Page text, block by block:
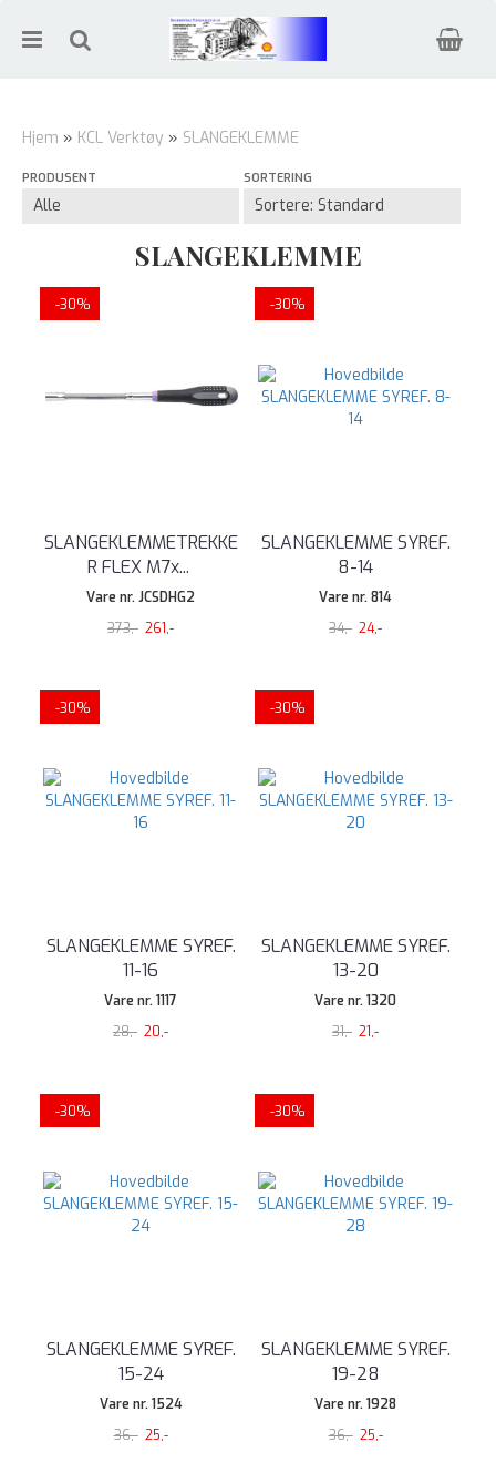
Hjem » KCL Verktøy » SLANGEKLEMME
PRODUSENT SORTERING
SLANGEKLEMME
-30%
SLANGEKLEMMETREKKE
R FLEX M7x...
Vare nr. JCSDHG2
373,- 261,-
-30%
SLANGEKLEMME SYREF.
8-14
Vare nr. 814
34,- 24,-
-30%
SLANGEKLEMME SYREF.
11-16
Vare nr. 1117
28,- 20,-
-30%
SLANGEKLEMME SYREF.
13-20
Vare nr. 1320
31,- 21,-
-30%
SLANGEKLEMME SYREF.
15-24
Vare nr. 1524
36,- 25,-
-30%
SLANGEKLEMME SYREF.
19-28
Vare nr. 1928
36,- 25,-